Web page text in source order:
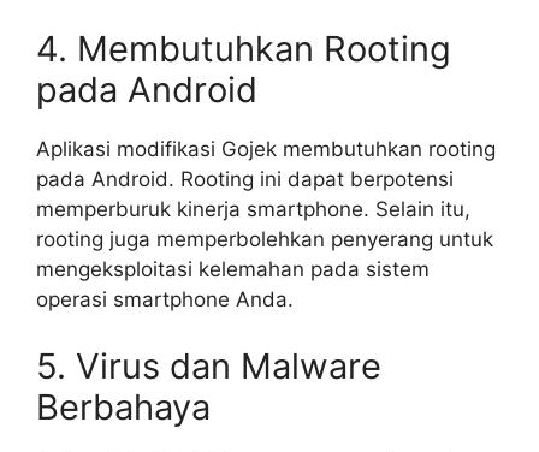
4. Membutuhkan Rooting
pada Android
Aplikasi modifikasi Gojek membutuhkan rooting
pada Android. Rooting ini dapat berpotensi
memperburuk kinerja smartphone. Selain itu,
rooting juga memperbolehkan penyerang untuk
mengeksploitasi kelemahan pada sistem
operasi smartphone Anda.
5. Virus dan Malware
Berbahaya